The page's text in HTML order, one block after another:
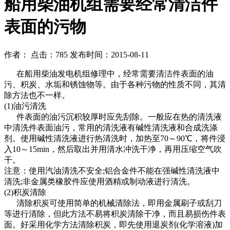
船用柴油机组需要经常清洁件
表面的污物
作者： 点击：785 发布时间：2015-08-11
在船用柴油发电机组修理中，经常需要清洁件表面的油
污、积炭、水垢和锈蚀物等。由于各种污物的性质不同，其清
除方法也不一样。
(1)油污清洗
件表面的油污沉积较厚时应先刮除。一般应在热的清洗液
中清洗件表面油污，常用的清洗液有碱性清洗液和合成洗涤
剂。使用碱性清洗液进行热清洗时，加热至70～90℃，将件浸
入10～15min，然后取出并用清水冲洗干净，再用压缩空气吹
干。
注意：使用汽油清洗不安全;铝合金件不能在强碱性清洗液中
清洗;非金属类橡胶件应使用酒精或制动液进行清洗。
(2)积炭清除
清除积炭可使用简单的机械清除法，即用金属刷子或刮刀
等进行清除，但此方法不易将积炭清除干净，而且易损伤件表
面。好采用化学方法清除积炭，即先使用退炭剂(化学溶液)加